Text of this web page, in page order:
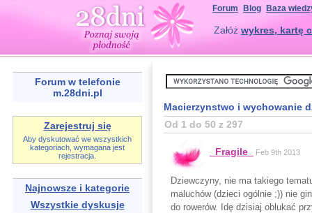
Forum Blog Baza
Załóż wykres, kartę
Forum w telefonie
m.28dni.pl
Zarejestruj się
Aby dyskutować we wszystkich
kategoriach, wymagana jest
rejestracja.
Najnowsze i kategorie
Wszystkie dyskusje
Macierzynstwo i wychowanie
Od 1 do 50 z 297
_Fragile_ Feb 9th 2013
Dziewczyny, nie ma takiego
maluchów (dzieci ogólnie ;)) nie
do rowerów. Idę dzisiaj oblukać